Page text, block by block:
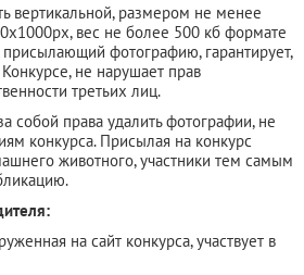
вертикальной, размером не менее
вес не более 500 кб формате
присылающий фотографию, гарантирует,
не нарушает прав
третьих лиц.
собой права удалить фотографии, не
конкурса. Присылая на конкурс
животного, участники тем самым
на сайт конкурса, участвует в